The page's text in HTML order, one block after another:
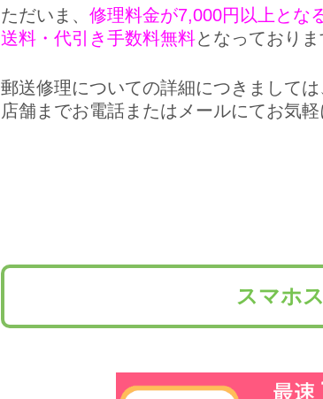
ただいま、 修理料金が7,000円以上とな
送料・代引き手数料無料となっておりま
郵送修理についての詳細につきましては
店舗までお電話またはメールにてお気
スマホ